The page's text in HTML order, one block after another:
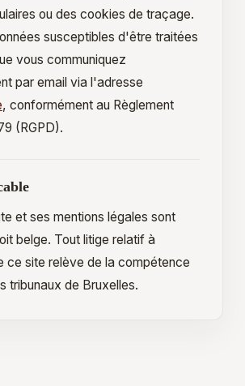
ou des cookies de traçage.
susceptibles d'être traitées
vous communiquez
par email via l'adresse
, conformément au Règlement
(RGPD).
et ses mentions légales sont
belge. Tout litige relatif à
ce site relève de la compétence
tribunaux de Bruxelles.